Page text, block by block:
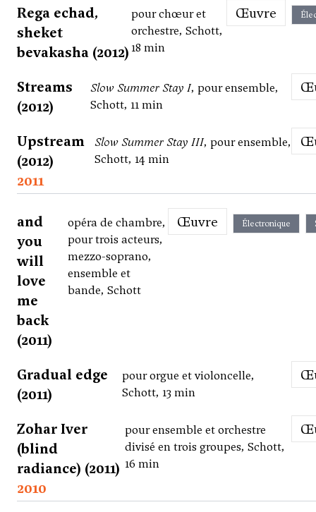
Rega echad,
sheket
bevakasha (2012)
pour chœur et
orchestre, Schott,
18 min
Œuvre
Streams
(2012)
Slow Summer Stay I, pour ensemble,
Schott, 11 min
Upstream
(2012)
Slow Summer Stay III, pour ensemble,
Schott, 14 min
2011
and
you
will
love
me
back
(2011)
opéra de chambre,
pour trois acteurs,
mezzo-soprano,
ensemble et
bande, Schott
Œuvre Électronique
Gradual edge
(2011)
pour orgue et violoncelle,
Schott, 13 min
Zohar Iver
(blind
radiance) (2011)
pour ensemble et orchestre
divisé en trois groupes, Schott,
16 min
2010